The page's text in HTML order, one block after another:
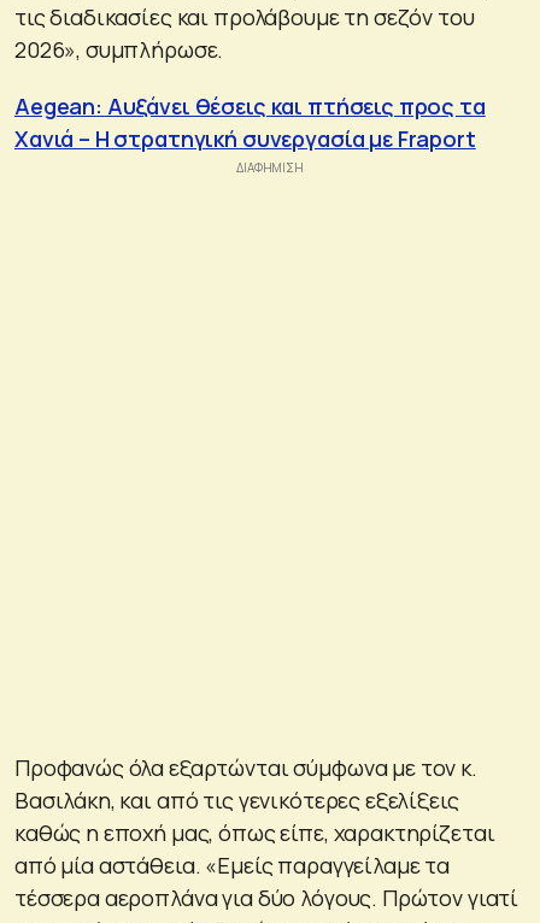
τις διαδικασίες και προλάβουμε τη σεζόν του
2026», συμπλήρωσε.
Aegean: Αυξάνει θέσεις και πτήσεις προς τα
Χανιά – Η στρατηγική συνεργασία με Fraport
Προφανώς όλα εξαρτώνται σύμφωνα με τον κ.
Βασιλάκη, και από τις γενικότερες εξελίξεις
καθώς η εποχή μας, όπως είπε, χαρακτηρίζεται
από μία αστάθεια. «Εμείς παραγγείλαμε τα
τέσσερα αεροπλάνα για δύο λόγους. Πρώτον γιατί